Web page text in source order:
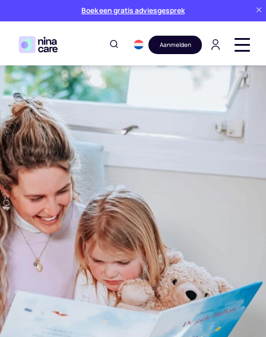
Boek een gratis adviesgesprek
Aanmelden